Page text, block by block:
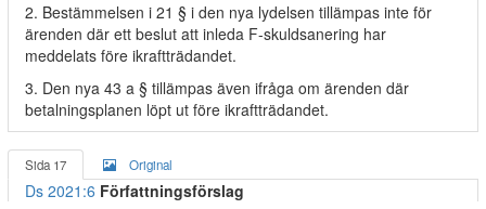
2. Bestämmelsen i 21 § i den nya lydelsen tillämpas inte för
ärenden där ett beslut att inleda F-skuldsanering har
meddelats före ikraftträdandet.
3. Den nya 43 a § tillämpas även ifråga om ärenden där
betalningsplanen löpt ut före ikraftträdandet.
Sida 17 Original
Ds 2021:6 Författningsförslag